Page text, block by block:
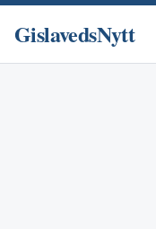
GislavedsNytt